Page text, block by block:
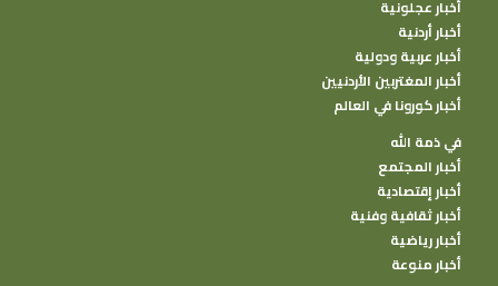
أخبار عجلونية
أخبار أردنية
أخبار عربية ودولية
أخبار المغتربين الأردنيين
أخبار كورونا في العالم
في ذمة الله
أخبار المجتمع
أخبار إقتصادية
أخبار ثقافية وفنية
أخبار رياضية
أخبار منوعة